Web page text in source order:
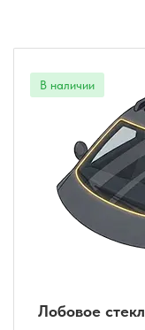
Лобовое